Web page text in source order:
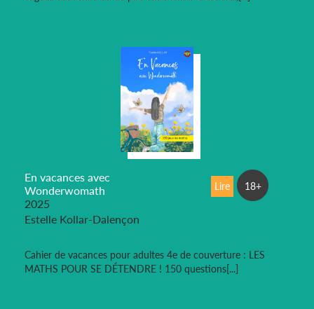
En vacances avec
Wonderwomath
2025
Estelle Kollar-Dalençon
Cahier de vacances pour adultes 4e de couverture : LES
MATHS POUR SE DÉTENDRE ! 150 questions[...]
Lire 18+